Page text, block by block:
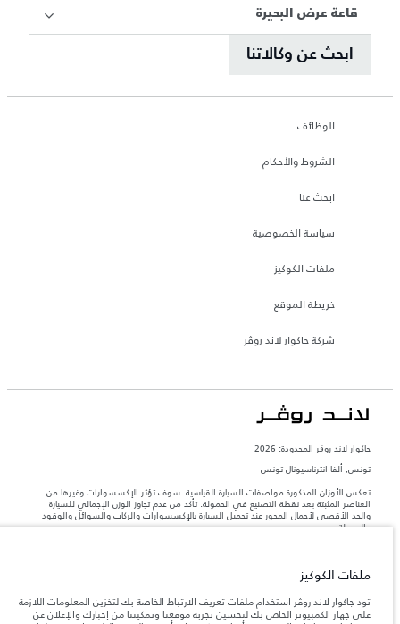
قاعة عرض البحيرة
ابحث عن وكالاتنا
الوظائف
الشروط والأحكام
ابحث عنا
سياسة الخصوصية
ملفات الكوكيز
خريطة الموقع
شركة جاكوار لاند روڤر
جاكوار لاند روڨر المحدودة: 2026
تونس, ألفا انترناسيونال تونس
تعكس الأوزان المذكورة مواصفات السيارة القياسية. سوف تؤثر الإكسسوارات وغيرها من
العناصر المثبتة بعد نقطة التصنيع في الحمولة. تأكد من عدم تجاوز الوزن الإجمالي للسيارة
والحد الأقصى لأحمال المحور عند تحميل السيارة بالإكسسوارات والركاب والسوائل والوقود
والحمولة.
المعلومات والمواصفات والأسعار والألوان المذكورة على هذا الموقع قد تختلف من بلد إلى
آخر، كما أنّها قد تتغير بدون إشعار مسبق. الرجاء التواصل مع وكيلنا المحلي للتأكد من توفّرها
ملاحظة مهمة حول الصور والمواصفات.إن النقص العالمي في أشباه الموصلات يؤثر حاليًا
ملفات الكوكيز
تود جاكوار لاند روڤر استخدام ملفات تعريف الارتباط الخاصة بك لتخزين المعلومات اللازمة
على جهاز الكمبيوتر الخاص بك لتحسين تجربة موقعنا وتمكيننا من إخبارك والإعلان عن